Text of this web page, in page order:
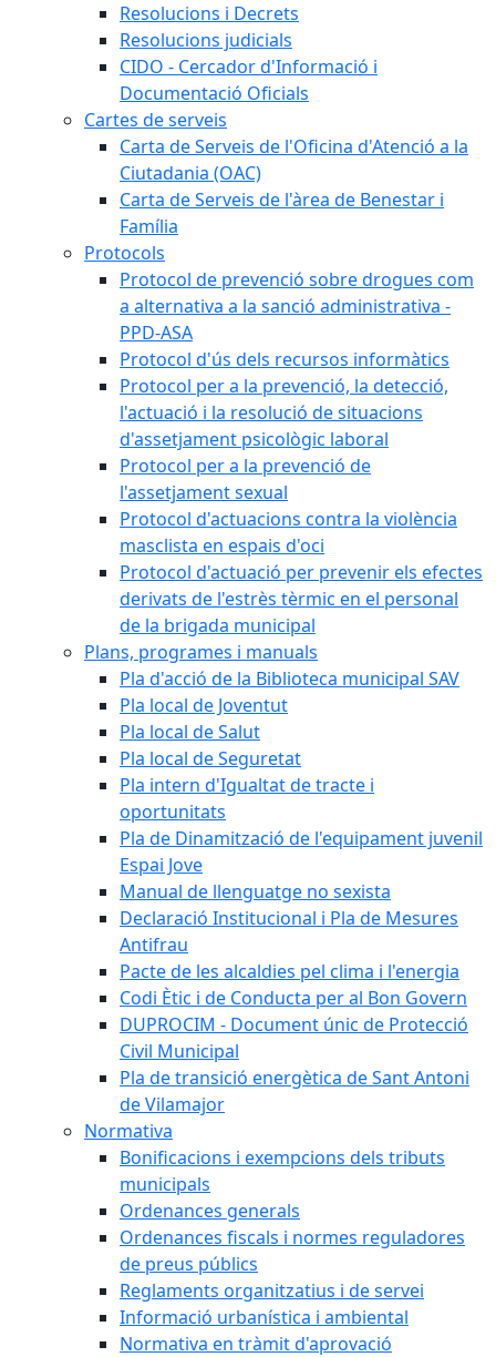
Resolucions i Decrets
Resolucions judicials
CIDO - Cercador d'Informació i
Documentació Oficials
Cartes de serveis
Carta de Serveis de l'Oficina d'Atenció a la
Ciutadania (OAC)
Carta de Serveis de l'àrea de Benestar i
Família
Protocols
Protocol de prevenció sobre drogues com
a alternativa a la sanció administrativa -
PPD-ASA
Protocol d'ús dels recursos informàtics
Protocol per a la prevenció, la detecció,
l'actuació i la resolució de situacions
d'assetjament psicològic laboral
Protocol per a la prevenció de
l'assetjament sexual
Protocol d'actuacions contra la violència
masclista en espais d'oci
Protocol d'actuació per prevenir els efectes
derivats de l'estrès tèrmic en el personal
de la brigada municipal
Plans, programes i manuals
Pla d'acció de la Biblioteca municipal SAV
Pla local de Joventut
Pla local de Salut
Pla local de Seguretat
Pla intern d'Igualtat de tracte i
oportunitats
Pla de Dinamització de l'equipament juvenil
Espai Jove
Manual de llenguatge no sexista
Declaració Institucional i Pla de Mesures
Antifrau
Pacte de les alcaldies pel clima i l'energia
Codi Ètic i de Conducta per al Bon Govern
DUPROCIM - Document únic de Protecció
Civil Municipal
Pla de transició energètica de Sant Antoni
de Vilamajor
Normativa
Bonificacions i exempcions dels tributs
municipals
Ordenances generals
Ordenances fiscals i normes reguladores
de preus públics
Reglaments organitzatius i de servei
Informació urbanística i ambiental
Normativa en tràmit d'aprovació